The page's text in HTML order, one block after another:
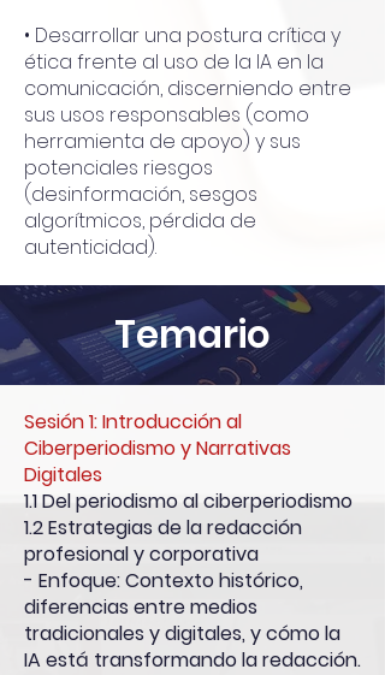
• Desarrollar una postura crítica y
ética frente al uso de la IA en la
comunicación, discerniendo entre
sus usos responsables (como
herramienta de apoyo) y sus
potenciales riesgos
(desinformación, sesgos
algorítmicos, pérdida de
autenticidad).
Temario
Sesión 1: Introducción al
Ciberperiodismo y Narrativas
Digitales
1.1 Del periodismo al ciberperiodismo
1.2 Estrategias de la redacción
profesional y corporativa
- Enfoque: Contexto histórico,
diferencias entre medios
tradicionales y digitales, y cómo la
IA está transformando la redacción.